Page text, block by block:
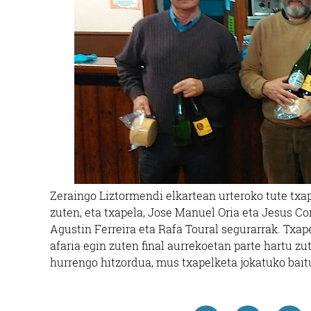
Zeraingo Liztormendi elkartean urteroko tute
zuten, eta txapela, Jose Manuel Oria eta Jesus
Agustin Ferreira eta Rafa Toural segurarrak.
afaria egin zuten final aurrekoetan parte hartu
hurrengo hitzordua, mus txapelketa jokatuko